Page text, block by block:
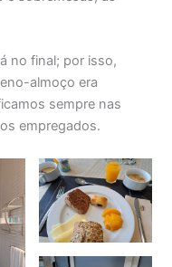
no final; por isso,
almoço era
sempre nas
empregados.